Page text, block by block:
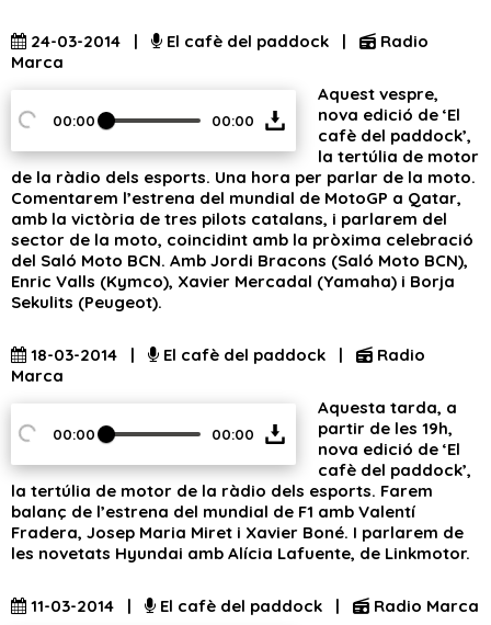
24-03-2014 | El cafè del paddock |
Radio
Marca
00:00 00:00
Aquest vespre,
nova edició de ‘El
cafè del paddock’,
la tertúlia de motor
de la ràdio dels esports. Una hora per parlar de la moto.
Comentarem l’estrena del mundial de MotoGP a Qatar,
amb la victòria de tres pilots catalans, i parlarem del
sector de la moto, coincidint amb la pròxima celebració
del Saló Moto BCN. Amb Jordi Bracons (Saló Moto BCN),
Enric Valls (Kymco), Xavier Mercadal (Yamaha) i Borja
Sekulits (Peugeot).
18-03-2014 | El cafè del paddock |
Radio
Marca
00:00 00:00
Aquesta tarda, a
partir de les 19h,
nova edició de ‘El
cafè del paddock’,
la tertúlia de motor de la ràdio dels esports. Farem
balanç de l’estrena del mundial de F1 amb Valentí
Fradera, Josep Maria Miret i Xavier Boné. I parlarem de
les novetats Hyundai amb Alícia Lafuente, de Linkmotor.
11-03-2014 | El cafè del paddock | Radio Marca